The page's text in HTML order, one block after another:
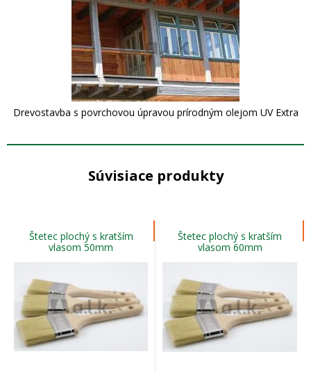
Drevostavba s povrchovou úpravou prírodným olejom UV Extra
Súvisiace produkty
Štetec plochý s kratším
vlasom 50mm
Štetec plochý s kratším
vlasom 60mm